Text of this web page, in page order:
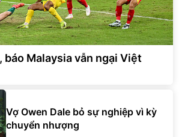
Malaysia vẫn ngại Việt
Vợ Owen Dale bỏ sự nghiệp vì kỳ
chuyển nhượng